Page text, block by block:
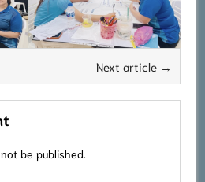
Next article →
be published.